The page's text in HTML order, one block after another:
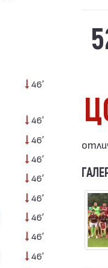
46′
46′
46′
46′
46′
46′
46′
46′
46′